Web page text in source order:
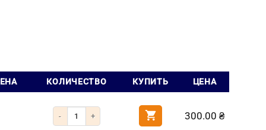
КОЛИЧЕСТВО КУПИТЬ ЦЕНА
Количество товара Фиксатор резьбы анаэробный низкой
300.00 ₴